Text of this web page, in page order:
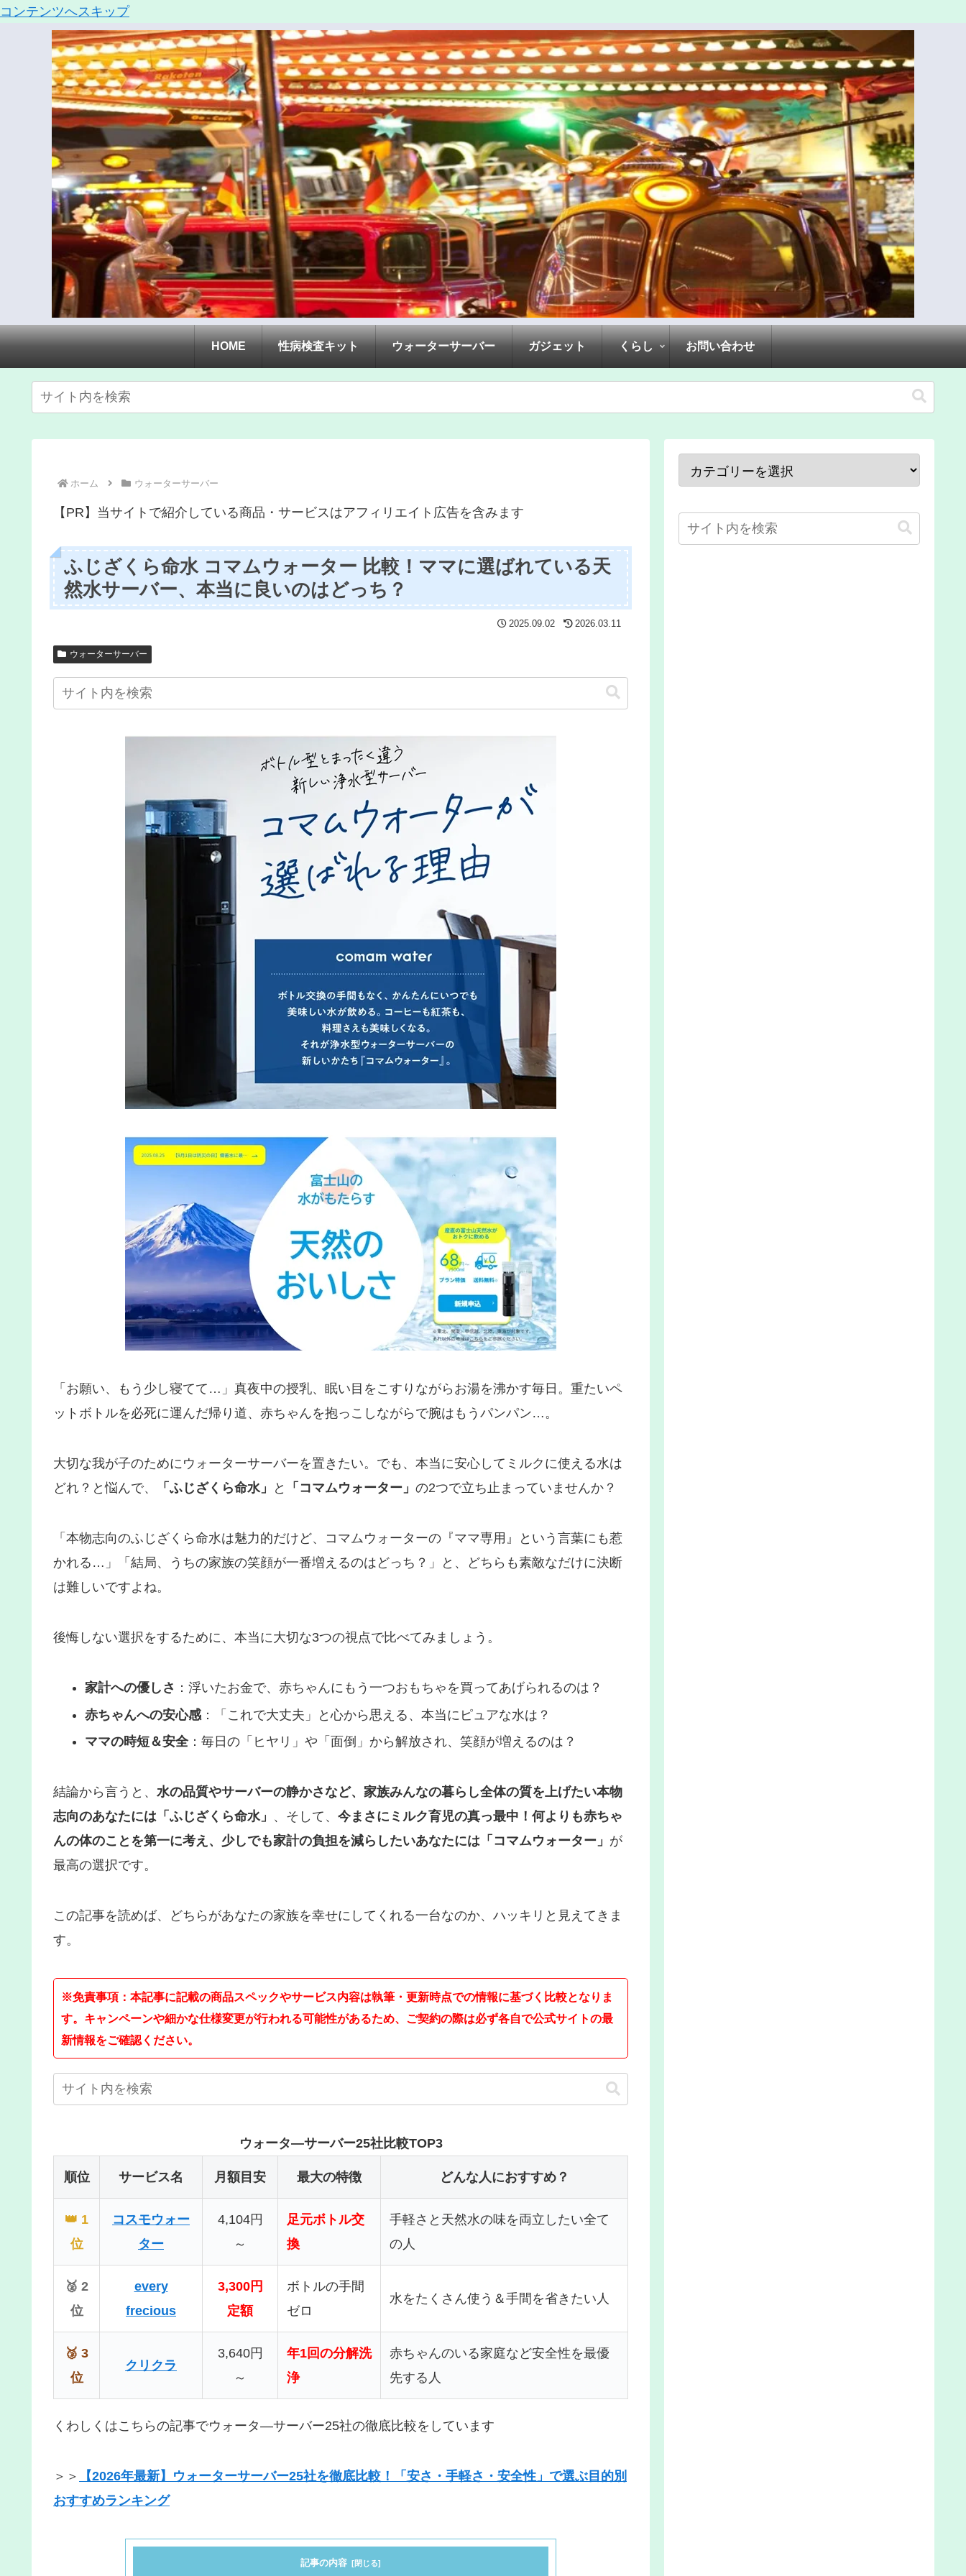
コンテンツへスキップ
HOME 性病検査キット ウォーターサーバー ガジェット くらし お問い合わせ
ホーム ウォーターサーバー
【PR】当サイトで紹介している商品・サービスはアフィリエイト広告を含みます
ふじざくら命水 コマムウォーター 比較！ママに選ばれている天
然水サーバー、本当に良いのはどっち？
2025.09.02 2026.03.11
ウォーターサーバー
「お願い、もう少し寝てて…」真夜中の授乳、眠い目をこすりながらお湯を沸かす毎日。重たいペ
ットボトルを必死に運んだ帰り道、赤ちゃんを抱っこしながらで腕はもうパンパン…。
大切な我が子のためにウォーターサーバーを置きたい。でも、本当に安心してミルクに使える水は
どれ？と悩んで、
「ふじざくら命水」 と 「コマムウォーター」 の2つで立ち止まっていませんか？
「本物志向のふじざくら命水は魅力的だけど、コマムウォーターの『ママ専用』という言葉にも惹
かれる…」「結局、うちの家族の笑顔が一番増えるのはどっち？」と、どちらも素敵なだけに決断
は難しいですよね。
後悔しない選択をするために、本当に大切な3つの視点で比べてみましょう。
家計への優しさ ：浮いたお金で、赤ちゃんにもう一つおもちゃを買ってあげられるのは？
赤ちゃんへの安心感：「これで大丈夫」と心から思える、本当にピュアな水は？
ママの時短＆安全：毎日の「ヒヤリ」や「面倒」から解放され、笑顔が増えるのは？
結論から言うと、 水の品質やサーバーの静かさなど、家族みんなの暮らし全体の質を上げたい本物
志向のあなたには「ふじざくら命水」 、そして、 今まさにミルク育児の真っ最中！何よりも赤ちゃ
んの体のことを第一に考え、少しでも家計の負担を減らしたいあなたには「コマムウォーター」 が
最高の選択です。
この記事を読めば、どちらがあなたの家族を幸せにしてくれる一台なのか、ハッキリと見えてきま
す。
※免責事項：本記事に記載の商品スペックやサービス内容は執筆・更新時点での情報に基づく比較となりま
す。キャンペーンや細かな仕様変更が行われる可能性があるため、ご契約の際は必ず各自で公式サイトの最
新情報をご確認ください。
ウォータ―サーバー25社比較TOP3
順位 サービス名 月額目安 最大の特徴 どんな人におすすめ？
👑 1
位
コスモウォー
ター
4,104円
～
足元ボトル交
換
手軽さと天然水の味を両立したい全て
の人
🥈 2
位
every
frecious
3,300円
定額
ボトルの手間
ゼロ
水をたくさん使う＆手間を省きたい人
🥉 3
位
クリクラ
3,640円
～
年1回の分解洗
浄
赤ちゃんのいる家庭など安全性を最優
先する人
くわしくはこちらの記事でウォータ―サーバー25社の徹底比較をしています
＞＞
【2026年最新】ウォーターサーバー25社を徹底比較！「安さ・手軽さ・安全性」で選ぶ目的別
おすすめランキング
記事の内容